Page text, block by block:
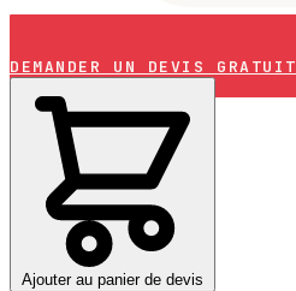
DEMANDER UN DEVIS GRATUIT
Ajouter au panier de devis